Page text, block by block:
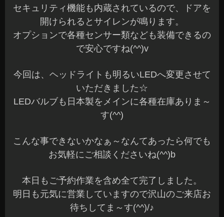
セキュリティ機能も内蔵されているので、ドアを
開けられるとサイレンが鳴ります。
オプションで各種センサー類なども装備できるの
で安心ですね(^^)v
今回は、ヘッドライトも明るいLEDへ変更させて
いただきました☆
LEDバルブも日本製をメインに各種在庫ありま～
す(^^)
こんな事できないかなぁ～なんてあったら何でも
お気軽にご相談くださいね(^^)b
本日もご予約作業を含め全て完了しました。
明日も元気に営業していますので沢山のご来店お
待ちしてま～す(^^)/♪